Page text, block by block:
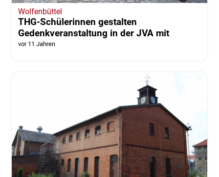
Wolfenbüttel
THG-Schülerinnen gestalten
Gedenkveranstaltung in der JVA mit
vor 11 Jahren